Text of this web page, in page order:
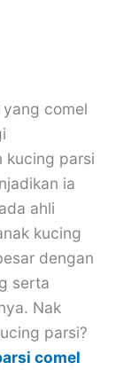
comel
kucing parsi
ia
ahli
kucing
dengan
serta
Nak
parsi?
comel